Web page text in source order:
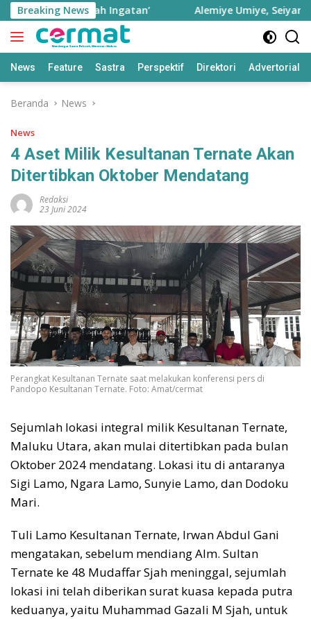
Langsung
ke
konten
Breaking News
‘Rumah Ingatan’ Alemiye Umiye, Seiyanyie
News Feature Sastra Perspektif Direktori Advertorial
Beranda News
News
4 Aset Milik Kesultanan Ternate Akan
Ditertibkan Oktober Mendatang
Redaksi
23 Juni 2024
Perangkat Kesultanan Ternate saat melakukan konferensi pers di
Pandopo Kesultanan Ternate. Foto: Amat/cermat
Sejumlah lokasi integral milik Kesultanan Ternate,
Maluku Utara, akan mulai ditertibkan pada bulan
Oktober 2024 mendatang. Lokasi itu di antaranya
Sigi Lamo, Ngara Lamo, Sunyie Lamo, dan Dodoku
Mari.
Tuli Lamo Kesultanan Ternate, Irwan Abdul Gani
mengatakan, sebelum mendiang Alm. Sultan
Ternate ke 48 Mudaffar Sjah meninggal, sejumlah
lokasi ini telah diberikan surat kuasa kepada putra
keduanya, yaitu Muhammad Gazali M Sjah, untuk